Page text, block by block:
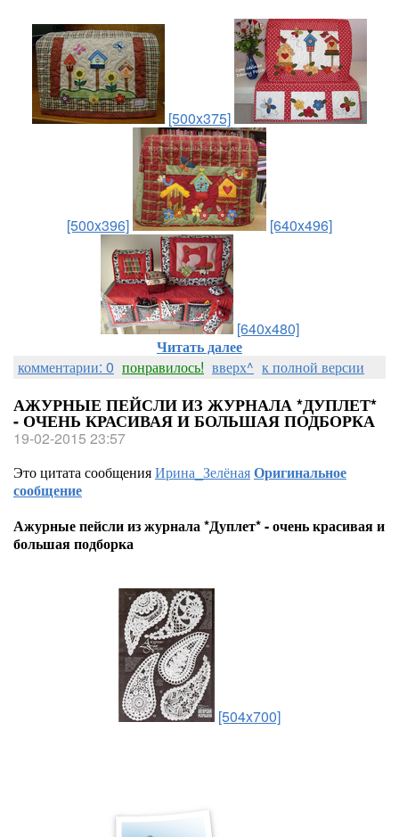
[500x375]
[500x396] [640x496]
[640x480]
Читать далее
комментарии: 0 понравилось! вверх^ к полной версии
АЖУРНЫЕ ПЕЙСЛИ ИЗ ЖУРНАЛА *ДУПЛЕТ*
- ОЧЕНЬ КРАСИВАЯ И БОЛЬШАЯ ПОДБОРКА
19-02-2015 23:57
Это цитата сообщенияИрина_ЗелёнаяОригинальное
сообщение
Ажурные пейсли из журнала *Дуплет* - очень красивая и
большая подборка
[504x700]